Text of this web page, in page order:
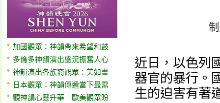
加國觀眾：神韻帶來希望和鼓
多倫多神韻演出盛況振奮人心
神韻演出各族裔觀眾：美如畫
日本觀眾：神韻傳遞當下最需
觀神韻心靈升華 歐美觀眾盼
近日，以色列
器官的暴行。
生的迫害有著